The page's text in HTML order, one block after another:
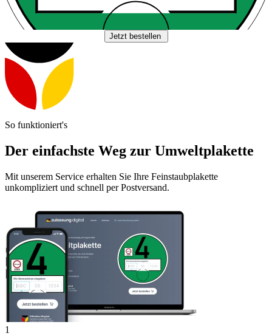
Jetzt bestellen
So funktioniert's
Der einfachste Weg zur Umweltplakette
Mit unserem Service erhalten Sie Ihre Feinstaubplakette
unkompliziert und schnell per Postversand.
1